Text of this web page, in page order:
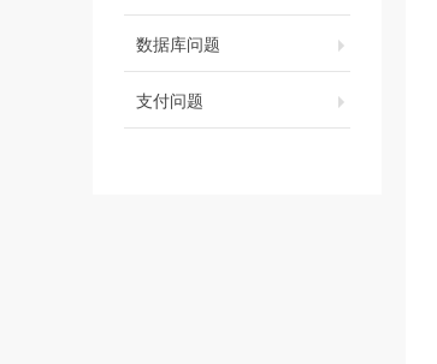
数据库问题
支付问题